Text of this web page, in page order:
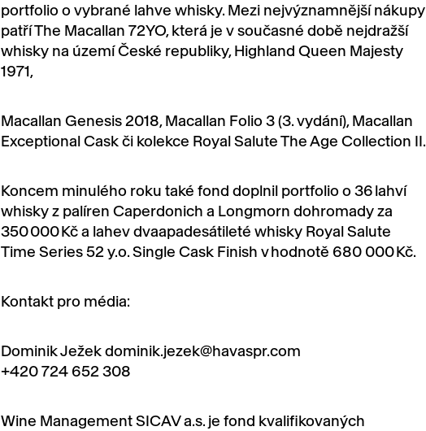
portfolio o vybrané lahve whisky. Mezi nejvýznamnější nákupy
patří The Macallan 72YO, která je v současné době nejdražší
whisky na území České republiky, Highland Queen Majesty
1971,
Macallan Genesis 2018, Macallan Folio 3 (3. vydání), Macallan
Exceptional Cask či kolekce Royal Salute The Age Collection II.
Koncem minulého roku také fond doplnil portfolio o 36 lahví
whisky z palíren Caperdonich a Longmorn dohromady za
350 000 Kč a lahev dvaapadesátileté whisky Royal Salute
Time Series 52 y.o. Single Cask Finish v hodnotě 680 000 Kč.
Kontakt pro média:
Dominik Ježek dominik.jezek@havaspr.com
+420 724 652 308
Wine Management SICAV a.s. je fond kvalifikovaných